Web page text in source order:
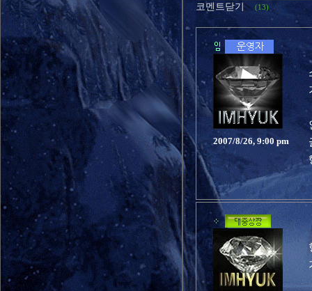
코멘트닫기 (13)
2007/8/26, 9:00 pm